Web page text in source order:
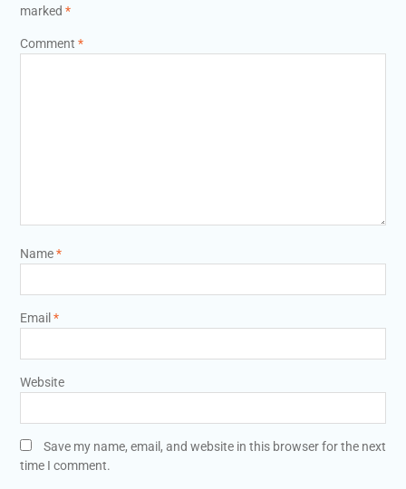
marked *
Comment *
Name*
Email *
Website
Save my name, email, and website in this browser for the next
time I comment.